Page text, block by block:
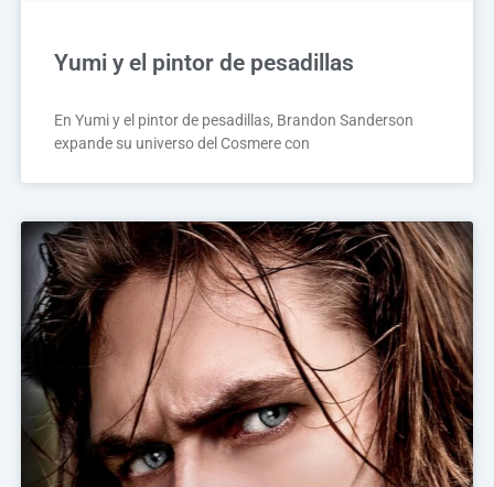
Yumi y el pintor de pesadillas
En Yumi y el pintor de pesadillas, Brandon Sanderson
expande su universo del Cosmere con